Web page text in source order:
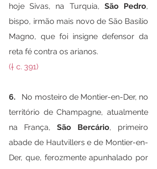
hoje Sivas, na Turquia, São Pedro,
bispo, irmão mais novo de São Basílio
Magno, que foi insigne defensor da
reta fé contra os arianos.
(† c. 391)
6. No mosteiro de Montier-en-Der, no
território de Champagne, atualmente
na França, São Bercário, primeiro
abade de Hautvillers e de Montier-en-
Der, que, ferozmente apunhalado por